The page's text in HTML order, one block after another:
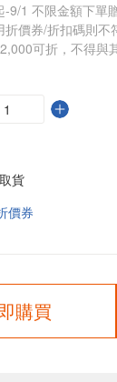
-9/1 不限金額下單
折價券/折扣碼則不
可折，不得與
貨
價券
購買